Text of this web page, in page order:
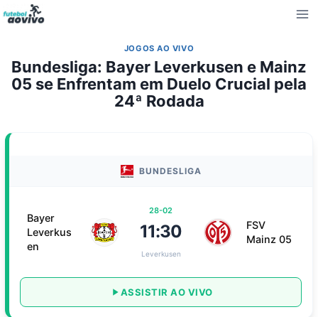
Pular
para
Conteúdo
JOGOS AO VIVO
Bundesliga: Bayer Leverkusen e Mainz
05 se Enfrentam em Duelo Crucial pela
24ª Rodada
BUNDESLIGA
Bayer
Leverkus
en
28-02
11:30
Leverkusen
FSV
Mainz 05
ASSISTIR AO VIVO